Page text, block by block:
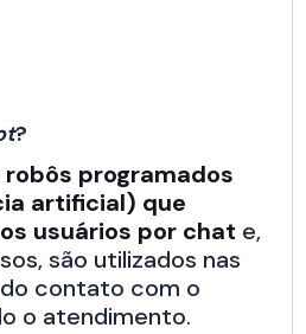
?
programados
artificial) que
usuários por chat e,
são utilizados nas
contato com o
o atendimento.